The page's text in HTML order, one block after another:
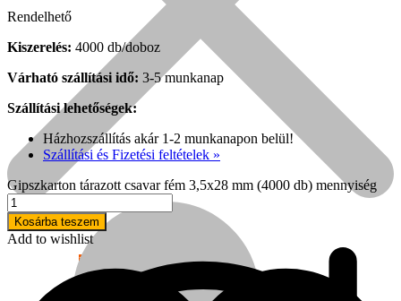
Népszerű!
Rendelhető
Kiszerelés: 4000 db/doboz
Várható szállítási idő: 3-5 munkanap
Szállítási lehetőségek:
Házhozszállítás akár 1-2 munkanapon belül!
Szállítási és Fizetési feltételek »
Gipszkarton tárazott csavar fém 3,5x28 mm (4000 db) mennyiség
Kosárba teszem
Add to wishlist